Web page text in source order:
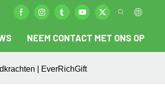
NEEM CONTACT MET ONS OP
| EverRichGift